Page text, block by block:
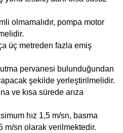
olmamalıdır, pompa motor
üç metreden fazla emiş
pervanesi bulunduğundan
şekilde yerleştirilmelidir.
ve kısa sürede arıza
hız 1,5 m/sn, basma
m/sn olarak verilmektedir.